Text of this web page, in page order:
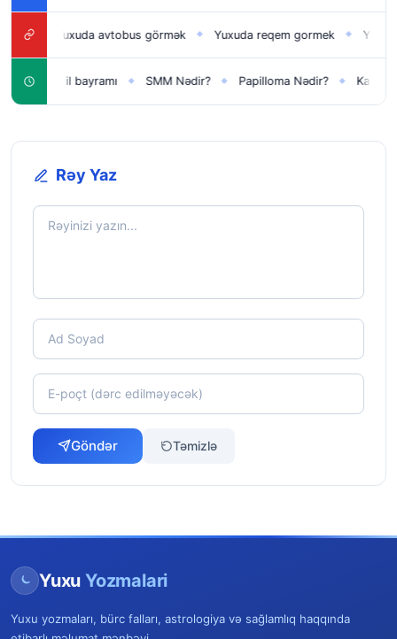
Yuxuda avtobus görmək ◆ Yuxuda reqem gormek ◆ Yuxuda kitab
Yeni il bayramı ◆ SMM Nədir? ◆ Papilloma Nədir? ◆ Karbonat
Rəy Yaz
Göndər Təmizlə
Yuxu Yozmalari
Yuxu yozmaları, bürc falları, astrologiya və sağlamlıq haqqında